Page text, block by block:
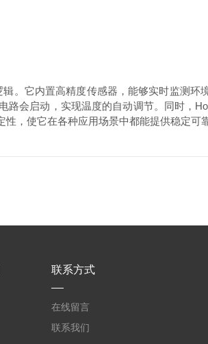
。它内置高精度传感器，能够实时监测
会启动，实现温度的自动调节。同时，
，使它在各种应用场景中都能提供稳定可
联系方式
在线留言
联系我们